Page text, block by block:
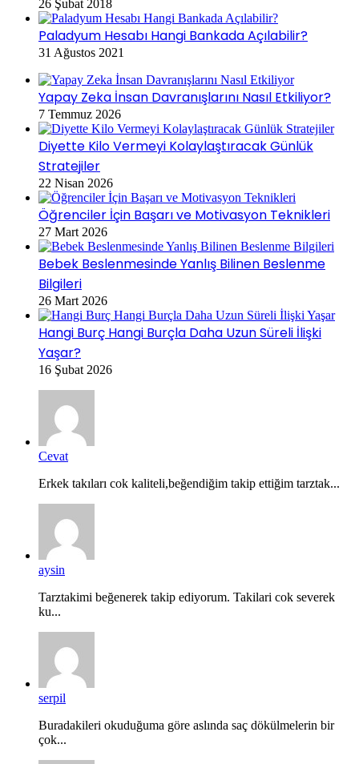
26 Şubat 2018
Paladyum Hesabı Hangi Bankada Açılabilir?
31 Ağustos 2021
Yapay Zeka İnsan Davranışlarını Nasıl Etkiliyor?
7 Temmuz 2026
Diyette Kilo Vermeyi Kolaylaştıracak Günlük
Stratejiler
22 Nisan 2026
Öğrenciler İçin Başarı ve Motivasyon Teknikleri
27 Mart 2026
Bebek Beslenmesinde Yanlış Bilinen Beslenme
Bilgileri
26 Mart 2026
Hangi Burç Hangi Burçla Daha Uzun Süreli İlişki
Yaşar?
16 Şubat 2026
Cevat
Erkek takıları cok kaliteli,beğendiğim takip ettiğim tarztak...
aysin
Tarztakimi beğenerek takip ediyorum. Takilari cok severek
ku...
serpil
Buradakileri okuduğuma göre aslında saç dökülmelerin bir
çok...